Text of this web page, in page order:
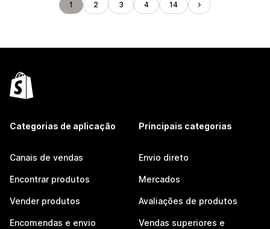
1 2 3 4 14
Categorias de aplicação
Canais de vendas
Encontrar produtos
Vender produtos
Encomendas e envio
Principais categorias
Envio direto
Mercados
Avaliações de produtos
Vendas superiores e